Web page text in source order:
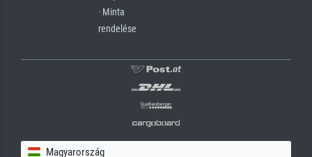
· Minta
rendelése
Magyarország